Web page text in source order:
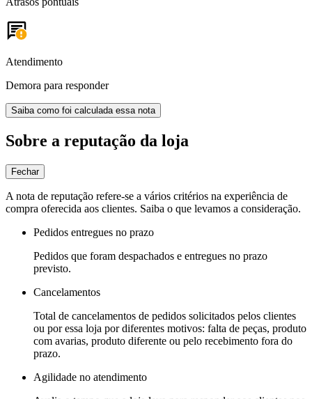
Atendimento
Demora para responder
Saiba como foi calculada essa nota
Sobre a reputação da loja
Fechar
A nota de reputação refere-se a vários critérios na experiência de
compra oferecida aos clientes. Saiba o que levamos a consideração.
Pedidos entregues no prazo
Pedidos que foram despachados e entregues no prazo
previsto.
Cancelamentos
Total de cancelamentos de pedidos solicitados pelos clientes
ou por essa loja por diferentes motivos: falta de peças, produto
com avarias, produto diferente ou pelo recebimento fora do
prazo.
Agilidade no atendimento